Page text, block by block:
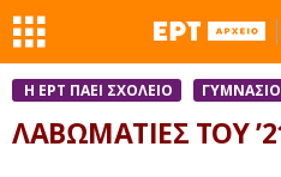
Η ΕΡΤ ΠΑΕΙ ΣΧΟΛΕΙΟ ΓΥΜΝΑΣΙΟ
ΛΑΒΩΜΑΤΙΕΣ ΤΟΥ